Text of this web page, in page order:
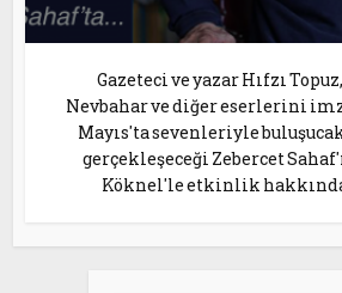
Gazeteci ve yazar Hıfzı
Nevbahar ve diğer eserlerini
Mayıs'ta sevenleriyle
gerçekleşeceği Zebercet
Köknel'le etkinlik